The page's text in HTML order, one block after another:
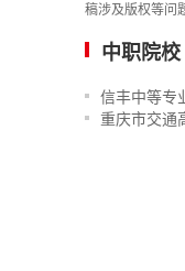
稿涉及版权等问
中职院校
信丰中等专
重庆市交通